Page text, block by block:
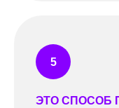
ЭТО СПОСОБ